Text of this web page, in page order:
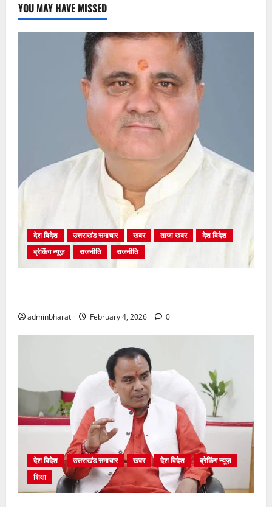
YOU MAY HAVE MISSED
देश विदेश उत्तराखंड समाचार खबर ताजा खबर
देश विदेश
ब्रेकिंग न्यूज़
राजनीति राजनीति
adminbharat February 4, 2026 0
देश विदेश उत्तराखंड समाचार खबर देश विदेश
ब्रेकिंग न्यूज़
शिक्षा